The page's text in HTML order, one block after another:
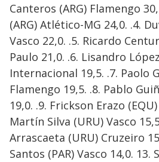
Canteros (ARG) Flamengo
(ARG) Atlético-MG 24,0. .4.
Vasco 22,0. .5. Ricardo
Paulo 21,0. .6. Lisandro
Internacional 19,5. .7. Paolo
Flamengo 19,5. .8. Pablo
19,0. .9. Frickson Erazo
Martín Silva (URU) Vasco
Arrascaeta (URU) Cruzeiro
Santos (PAR) Vasco 14,0. 13.